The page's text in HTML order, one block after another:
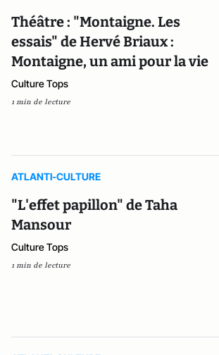
Théâtre : "Montaigne. Les
essais" de Hervé Briaux :
Montaigne, un ami pour la vie
Culture Tops
1 min de lecture
ATLANTI-CULTURE
"L'effet papillon" de Taha
Mansour
Culture Tops
1 min de lecture